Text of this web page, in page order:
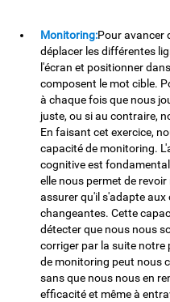
Monitoring:Pour avancer
déplacer les différentes
l'écran et positionner
composent le mot cible.
à chaque fois que nous
juste, ou si au contraire,
En faisant cet exercice,
capacité de monitoring.
cognitive est
elle nous permet de
assurer qu'il s'adapte
changeantes. Cette
détecter que nous nous
corriger par la suite notre
de monitoring peut nous
sans que nous nous en
efficacité et même à